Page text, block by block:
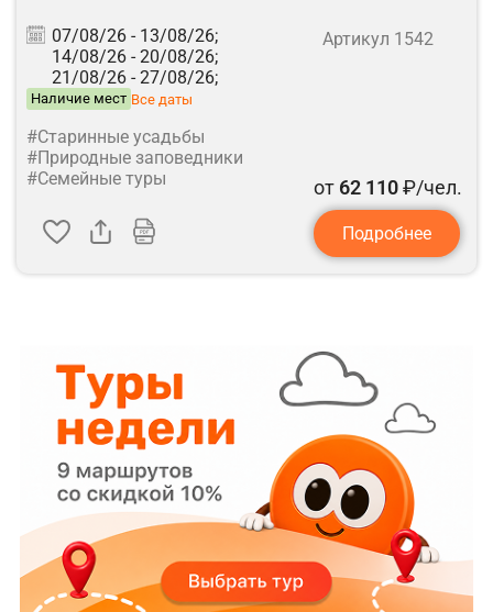
07/08/26 - 13/08/26;
14/08/26 - 20/08/26;
21/08/26 - 27/08/26;
Наличие мест Все даты
Артикул 1542
#Старинные усадьбы
#Природные заповедники
#Семейные туры
от 62 110₽/чел.
Подробнее